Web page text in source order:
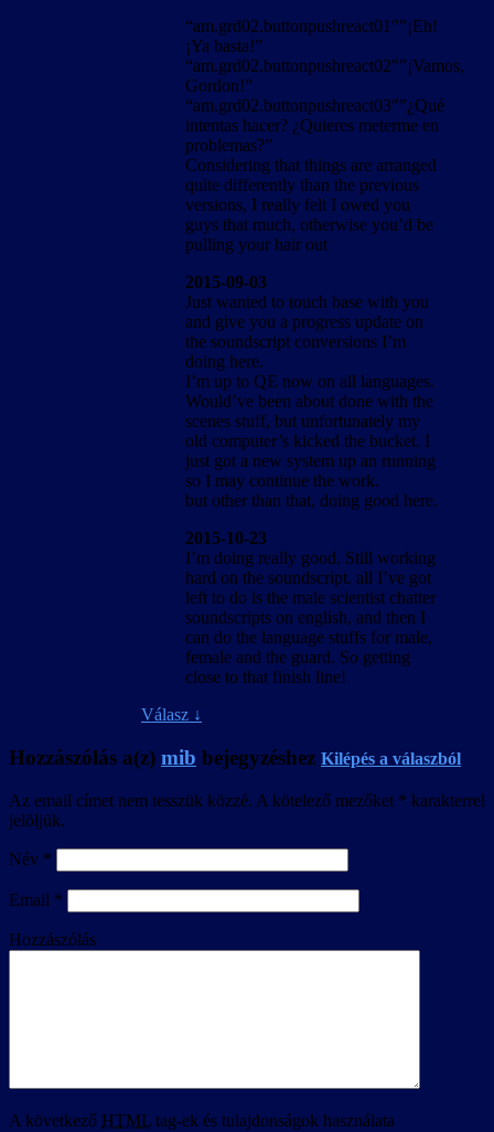
“am.grd02.buttonpushreact01″”¡Eh!
¡Ya basta!”
“am.grd02.buttonpushreact02″”¡Vamos,
Gordon!”
“am.grd02.buttonpushreact03″”¿Qué
intentas hacer? ¿Quieres meterme en
problemas?”
Considering that things are arranged
quite differently than the previous
versions, I really felt I owed you
guys that much, otherwise you’d be
pulling your hair out
2015-09-03
Just wanted to touch base with you
and give you a progress update on
the soundscript conversions I’m
doing here.
I’m up to QE now on all languages.
Would’ve been about done with the
scenes stuff, but unfortunately my
old computer’s kicked the bucket. I
just got a new system up an running
so I may continue the work.
but other than that, doing good here.
2015-10-23
I’m doing really good. Still working
hard on the soundscript. all I’ve got
left to do is the male scientist chatter
soundscripts on english, and then I
can do the language stuffs for male,
female and the guard. So getting
close to that finish line!
Válasz ↓
Hozzászólás a(z) mib bejegyzéshez Kilépés a válaszból
Az email címet nem tesszük közzé. A kötelező mezőket * karakterrel
jelöljük.
Név *
Email *
Hozzászólás
A következő HTML tag-ek és tulajdonságok használata